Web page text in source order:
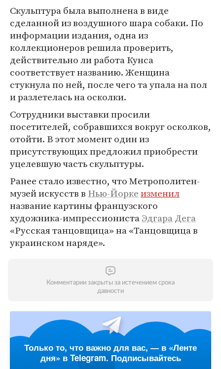
Скульптура была выполнена в виде
сделанной из воздушного шара собаки. По
информации издания, одна из
коллекционеров решила проверить,
действительно ли работа Кунса
соответствует названию. Женщина
стукнула по ней, после чего та упала на пол
и разлетелась на осколки.
Сотрудники выставки просили
посетителей, собравшихся вокруг осколков,
отойти. В этот момент один из
присутствующих предложил приобрести
уцелевшую часть скульптуры.
Ранее стало известно, что Метрополитен-
музей искусств в Нью-Йоркеизменил
название картины французского
художника-импрессионистаЭдгара Дега
«Русская танцовщица» на «Танцовщица в
украинском наряде».
Комментарии закрыты за истечением срока
давности
Только то, что важно для вас, — в «Ленте
дня» в Telegram. Подписывайтесь